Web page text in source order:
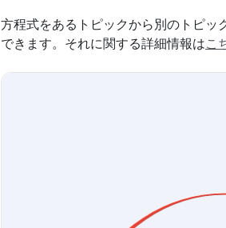
方程式をあるトピックから別のトピッ
できます。それに関する詳細情報はこ